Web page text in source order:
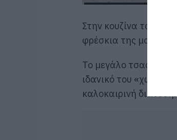
Στην κουζίνα του
φρέσκια της μορφή,
Το μεγάλο τσαούσι,
ιδανικό του «χώρο»
καλοκαιρινή διάθεση.